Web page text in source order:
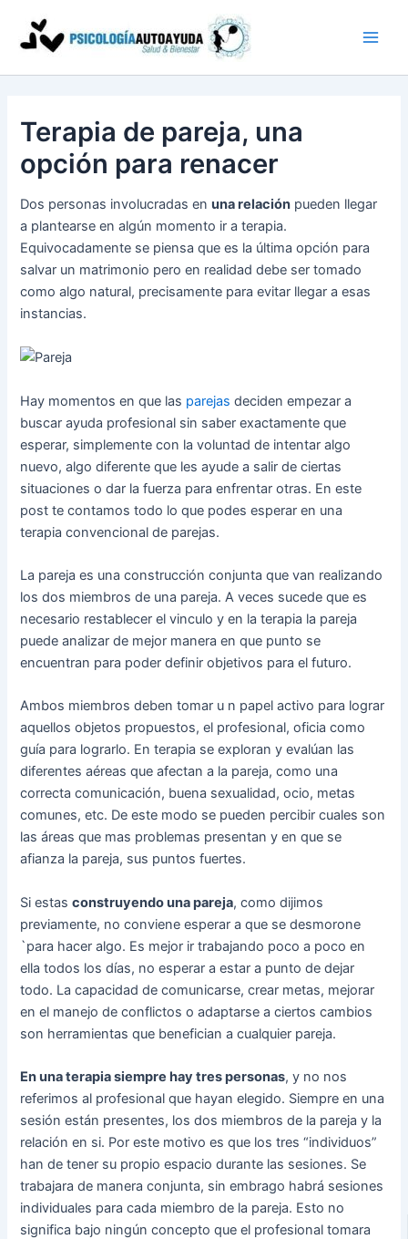
contenido
Terapia de pareja, una
opción para renacer
Dos personas involucradas enuna relación pueden llegar
a plantearse en algún momento ir a terapia.
Equivocadamente se piensa que es la última opción para
salvar un matrimonio pero en realidad debe ser tomado
como algo natural, precisamente para evitar llegar a esas
instancias.
Hay momentos en que las parejas deciden empezar a
buscar ayuda profesional sin saber exactamente que
esperar, simplemente con la voluntad de intentar algo
nuevo, algo diferente que les ayude a salir de ciertas
situaciones o dar la fuerza para enfrentar otras. En este
post te contamos todo lo que podes esperar en una
terapia convencional de parejas.
La pareja es una construcción conjunta que van realizando
los dos miembros de una pareja. A veces sucede que es
necesario restablecer el vinculo y en la terapia la pareja
puede analizar de mejor manera en que punto se
encuentran para poder definir objetivos para el futuro.
Ambos miembros deben tomar u n papel activo para lograr
aquellos objetos propuestos, el profesional, oficia como
guía para lograrlo. En terapia se exploran y evalúan las
diferentes aéreas que afectan a la pareja, como una
correcta comunicación, buena sexualidad, ocio, metas
comunes, etc. De este modo se pueden percibir cuales son
las áreas que mas problemas presentan y en que se
afianza la pareja, sus puntos fuertes.
Si estasconstruyendo una pareja, como dijimos
previamente, no conviene esperar a que se desmorone
`para hacer algo. Es mejor ir trabajando poco a poco en
ella todos los días, no esperar a estar a punto de dejar
todo. La capacidad de comunicarse, crear metas, mejorar
en el manejo de conflictos o adaptarse a ciertos cambios
son herramientas que benefician a cualquier pareja.
En una terapia siempre hay tres personas, y no nos
referimos al profesional que hayan elegido. Siempre en una
sesión están presentes, los dos miembros de la pareja y la
relación en si. Por este motivo es que los tres “individuos”
han de tener su propio espacio durante las sesiones. Se
trabajara de manera conjunta, sin embrago habrá sesiones
individuales para cada miembro de la pareja. Esto no
significa bajo ningún concepto que el profesional tomara